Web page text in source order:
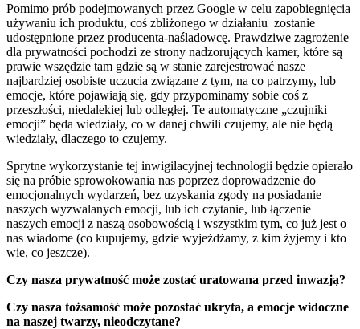
Pomimo prób podejmowanych przez Google w celu zapobiegnięcia
używaniu ich produktu, coś zbliżonego w działaniu zostanie
udostępnione przez producenta-naśladowcę. Prawdziwe zagrożenie
dla prywatności pochodzi ze strony nadzorujących kamer, które są
prawie wszędzie tam gdzie są w stanie zarejestrować nasze
najbardziej osobiste uczucia związane z tym, na co patrzymy, lub
emocje, które pojawiają się, gdy przypominamy sobie coś z
przeszłości, niedalekiej lub odległej. Te automatyczne „czujniki
emocji” będa wiedziały, co w danej chwili czujemy, ale nie będą
wiedziały, dlaczego to czujemy.
Sprytne wykorzystanie tej inwigilacyjnej technologii będzie opierało
się na próbie sprowokowania nas poprzez doprowadzenie do
emocjonalnych wydarzeń, bez uzyskania zgody na posiadanie
naszych wyzwalanych emocji, lub ich czytanie, lub łączenie
naszych emocji z naszą osobowością i wszystkim tym, co już jest o
nas wiadome (co kupujemy, gdzie wyjeżdżamy, z kim żyjemy i kto
wie, co jeszcze).
Czy nasza prywatność może zostać uratowana przed inwazją?
Czy nasza tożsamość może pozostać ukryta, a emocje widoczne
na naszej twarzy, nieodczytane?